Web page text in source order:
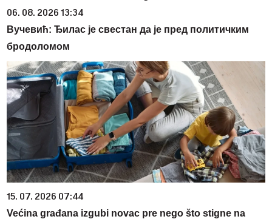
06. 08. 2026 13:34
Вучевић: Ђилас је свестан да је пред политичким
бродоломом
15. 07. 2026 07:44
Većina građana izgubi novac pre nego što stigne na